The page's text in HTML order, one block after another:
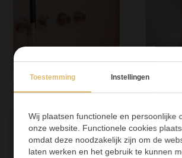
Toestemming Instellingen
Wij plaatsen functionele en persoonlijke
onze website. Functionele cookies
omdat deze noodzakelijk zijn om de
laten werken en het gebruik te kunnen